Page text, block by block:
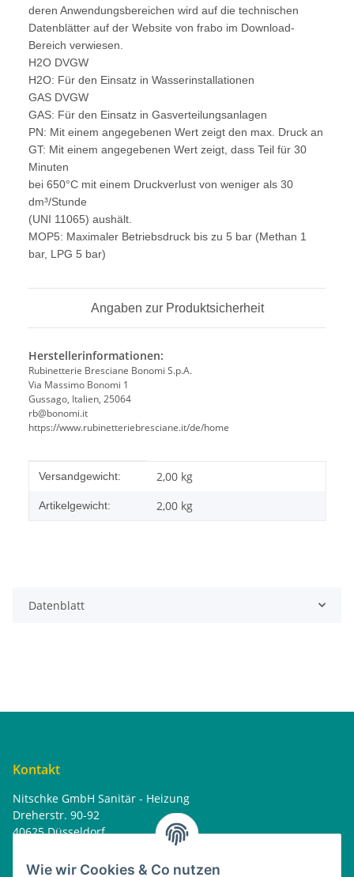
Wie wir Cookies & Co nutzen
deren Anwendungsbereichen wird auf die technischen
Datenblätter auf der Website von frabo im Download-
Bereich verwiesen.
H2O DVGW
H2O: Für den Einsatz in Wasserinstallationen
GAS DVGW
GAS: Für den Einsatz in Gasverteilungsanlagen
PN: Mit einem angegebenen Wert zeigt den max. Druck an
GT: Mit einem angegebenen Wert zeigt, dass Teil für 30
Minuten
bei 650°C mit einem Druckverlust von weniger als 30
dm³/Stunde
(UNI 11065) aushält.
MOP5: Maximaler Betriebsdruck bis zu 5 bar (Methan 1
bar, LPG 5 bar)
Angaben zur Produktsicherheit
Herstellerinformationen:
Rubinetterie Bresciane Bonomi S.p.A.
Via Massimo Bonomi 1
Gussago, Italien, 25064
rb@bonomi.it
https://www.rubinetteriebresciane.it/de/home
Produkteigenschaft
Wert
Versandgewicht: 2,00 kg
Artikelgewicht: 2,00 kg
Datenblatt
Kontakt
Nitschke GmbH Sanitär - Heizung
Dreherstr. 90-92
40625 Düsseldorf
home@nitschkegmbh.de